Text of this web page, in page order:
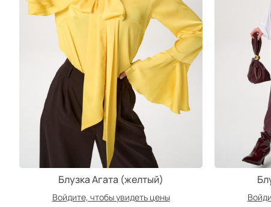
Блузка Агата (желтый)
Войдите, чтобы увидеть цены